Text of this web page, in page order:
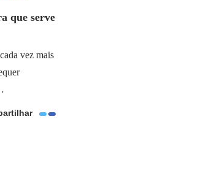
que serve
vez mais